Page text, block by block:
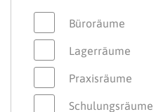
Büroräume
Lagerräume
Praxisräume
Schulungsräume